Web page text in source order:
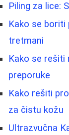
Piling za lice:
Kako se boriti
tretmani
Kako se rešiti
preporuke
Kako rešiti
za čistu kožu
Ultrazvučna